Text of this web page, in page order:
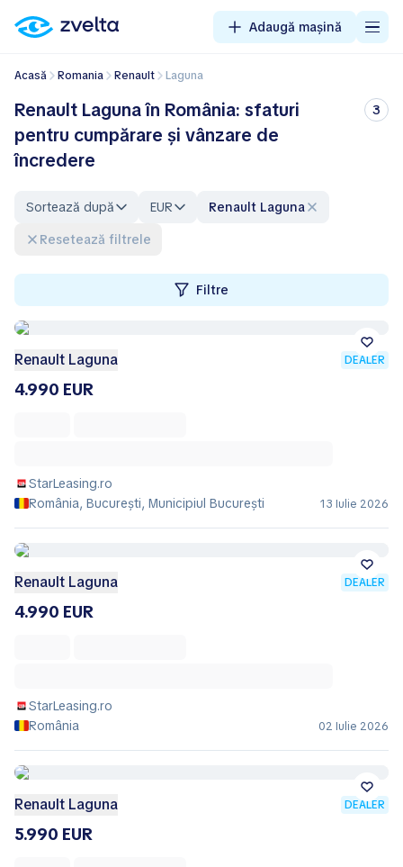
Adaugă mașină
Acasă Romania Renault Laguna
Renault Laguna în România: sfaturi
pentru cumpărare și vânzare de
încredere
3
Sortează după EUR
Renault Laguna
Resetează filtrele
Filtre
Renault Laguna DEALER
4.990 EUR
StarLeasing.ro
România, București, Municipiul Bucureşti
13 Iulie 2026
Renault Laguna DEALER
4.990 EUR
StarLeasing.ro
România
02 Iulie 2026
Renault Laguna DEALER
5.990 EUR